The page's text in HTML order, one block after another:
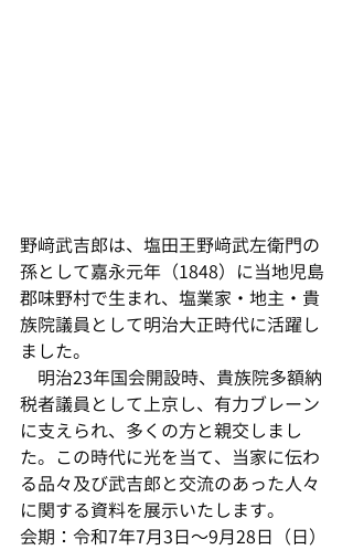
野﨑武吉郎は、塩田王野﨑武左衛門の
孫として嘉永元年（1848）に当地児島
郡味野村で生まれ、塩業家・地主・貴
族院議員として明治大正時代に活躍し
ました。
明治23年国会開設時、貴族院多額納
税者議員として上京し、有力ブレーン
に支えられ、多くの方と親交しまし
た。この時代に光を当て、当家に伝わ
る品々及び武吉郎と交流のあった人々
に関する資料を展示いたします。
会期：令和7年7月3日～9月28日（日）